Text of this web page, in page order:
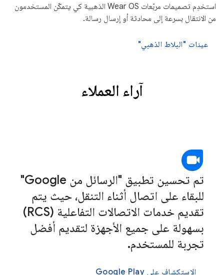
استخدِم تصميمات مربّعات Wear OS الذهبية كي يتمكّن المستخدمون
من الانتقال بسرعة إلى محادثة أو إرسال رسالة.
عينات "البلاط الذهبي"
آراء العملاء
تم تحسين تطبيق "الرسائل من Google"
للبقاء على اتصال أثناء التنقل، حيث يتم
تقديم خدمات الاتصالات التفاعلية (RCS)
بسهولة على جميع الأجهزة لتقديم أفضل
تجربة للمستخدم.
الاستكشاف على Google Play